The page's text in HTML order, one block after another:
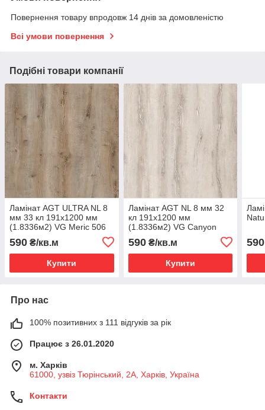
Повернення товару впродовж 14 днів за домовленістю
Всі умови повернення
Подібні товари компанії
Ламінат AGT ULTRA NL 8
мм 33 кл 191х1200 мм
(1.8336м2) VG Meric 506
590 ₴/кв.м
Купити
Ламінат AGT NL 8 мм 32
кл 191х1200 мм
(1.8336м2) VG Canyon
590₴/кв.м
Купити
590
Про нас
100% позитивних з 111 відгуків за рік
Працює з 26.01.2020
м. Харків
61000, узвіз Тюрінський, 2А, Харків, Україна
Контакти